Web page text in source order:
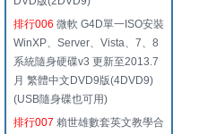
排行006 微軟 G4D單一ISO安裝
WinXP、Server、Vista、7、8
系統隨身硬碟v3 更新至2013.7
月 繁體中文DVD9版(4DVD9)
(USB隨身碟也可用)
排行007 賴世雄數套英文教學合